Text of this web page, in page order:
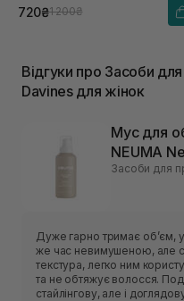
720₴1 200₴
Відгуки про Засоби
Davines для жінок
Мус для
NEUMA
Засоби для
Дуже гарно тримає обʼєм,
же час невимушеною, але
текстура, легко ним
та не обтяжує волосся.
стайлінгову, але і